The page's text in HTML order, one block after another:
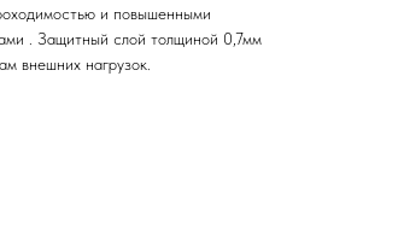
и повышенными
. Защитный слой толщиной 0,7мм
внешних нагрузок.